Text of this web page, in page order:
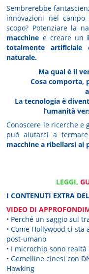
Sembrerebbe
innovazioni nel
scopo? Potenziare la
macchine e creare un
totalmente
naturale.
Ma qual è il
Cosa comporta,
La tecnologia è
l’umanità
Conoscere le ricerche
può aiutarci a
macchine a ribellarsi ai
LEGGI,
I CONTENUTI EXTRA
VIDEO DI
• Perché un saggio sul
• Come Hollywood ci
post-umano
• I microchip sono
• Gemelline cinesi con
Hawking